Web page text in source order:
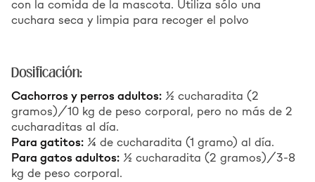
con la comida de la mascota. Utiliza sólo una
cuchara seca y limpia para recoger el polvo
Dosificación:
Cachorros y perros adultos: ½ cucharadita (2
gramos)/10 kg de peso corporal, pero no más de 2
cucharaditas al día.
Para gatitos: ¼ de cucharadita (1 gramo) al día.
Para gatos adultos: ½ cucharadita (2 gramos)/3-8
kg de peso corporal.